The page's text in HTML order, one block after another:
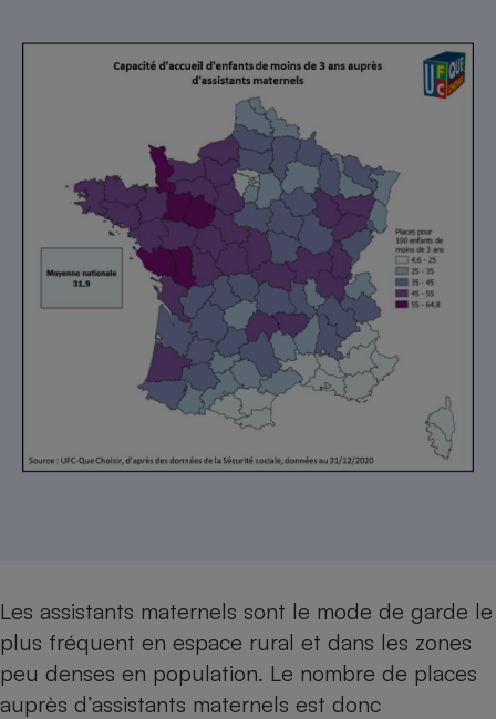
Les assistants maternels sont le mode de garde le
plus fréquent en espace rural et dans les zones
peu denses en population. Le nombre de places
auprès d’assistants maternels est donc